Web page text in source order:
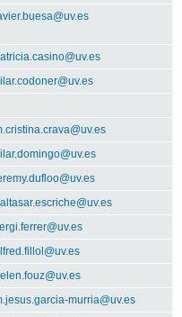
murria@uv.es